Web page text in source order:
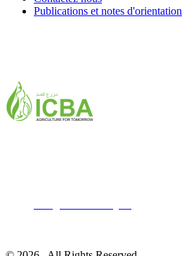
Publications et notes d'orientation